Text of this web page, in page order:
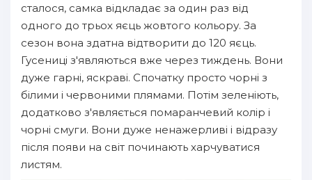
сталося, самка відкладає за один раз від
одного до трьох яєць жовтого кольору. За
сезон вона здатна відтворити до 120 яєць.
Гусениці з'являються вже через тиждень. Вони
дуже гарні, яскраві. Спочатку просто чорні з
білими і червоними плямами. Потім зеленіють,
додатково з'являється помаранчевий колір і
чорні смуги. Вони дуже ненажерливі і відразу
після появи на світ починають харчуватися
листям.